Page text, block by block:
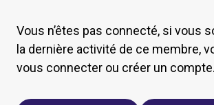
Vous n’êtes pas connecté, si vous
la dernière activité de ce membre,
vous connecter ou créer un compte.